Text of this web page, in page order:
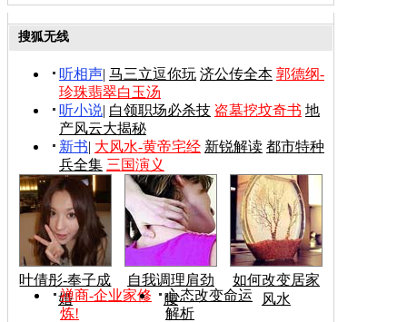
搜狐无线
听相声| 马三立逗你玩 济公传全本 郭德纲-
珍珠翡翠白玉汤
听小说| 白领职场必杀技 盗墓挖坟奇书 地
产风云大揭秘
新书| 大风水-黄帝宅经 新锐解读 都市特种
兵全集 三国演义
叶倩彤-奉子成
婚
自我调理肩劲
腰
如何改变居家
风水
禅商-企业家修
炼!
心态改变命运
解析